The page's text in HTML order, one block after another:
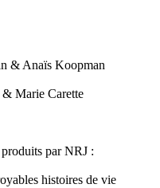
& Anaïs Koopman
Marie Carette
par NRJ :
histoires de vie